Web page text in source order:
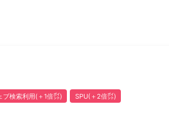
ブ検索利用(＋1倍㌽) SPU(＋2倍㌽)